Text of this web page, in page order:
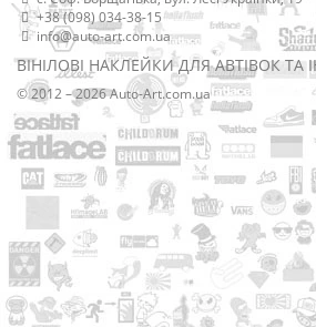
+38 (098) 034-38-15
info@auto-art.com.ua
ВІНІЛОВІ НАКЛЕЙКИ ДЛЯ АВТІВОК ТА
© 2012 – 2026 Auto-Art.com.ua